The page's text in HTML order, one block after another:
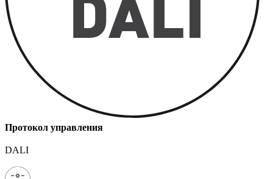
Протокол управления
DALI